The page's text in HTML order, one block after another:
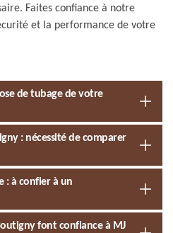
Faites confiance à notre
et la performance de votre
de tubage de votre
: nécessité de comparer
: à confier à un
font confiance à MJ